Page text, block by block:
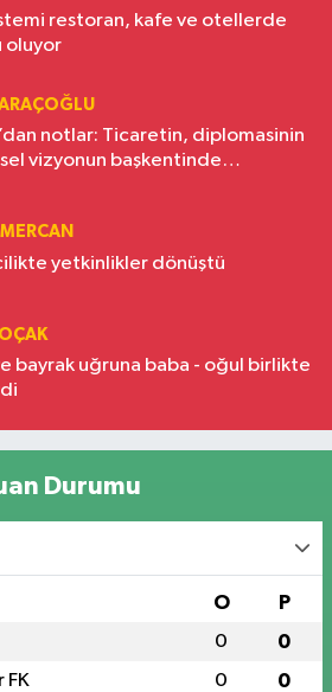
restoran, kafe ve otellerde
oluyor
notlar: Ticaretin, diplomasinin
vizyonun başkentinde
yetkinlikler dönüştü
bayrak uğruna baba - oğul birlikte
Durumu
O P
0 0
FK 0 0